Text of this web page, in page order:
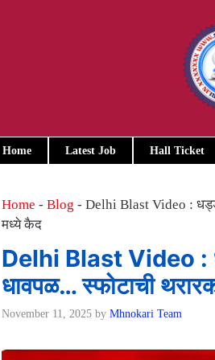
Home Latest Job Hall Ticket
Home - Blog - Delhi Blast Video :
मध्ये कैद
Delhi Blast Video :
धावपळ… स्फोटाची
November 11, 2025 by Mhnokari Team